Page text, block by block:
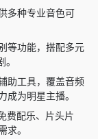
多种专业音色可
等功能，搭配多元
助工具，覆盖音频
成为明星主播。
费配乐、片头片
求。